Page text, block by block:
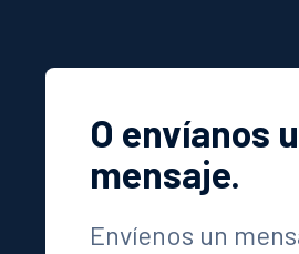
O envíanos
mensaje.
Envíenos un